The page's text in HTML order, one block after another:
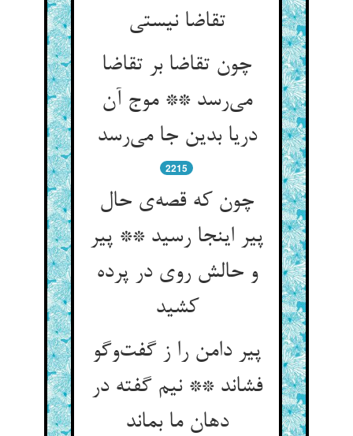
تقاضا نیستی‌‌
چون تقاضا بر تقاضا
می‌‌رسد ** موج آن
دریا بدین جا می‌‌رسد
2215
چون که قصه‌‌ی حال
پیر اینجا رسید ** پیر
و حالش روی در پرده
کشید
پیر دامن را ز گفت‌‌وگو
فشاند ** نیم گفته در
دهان ما بماند